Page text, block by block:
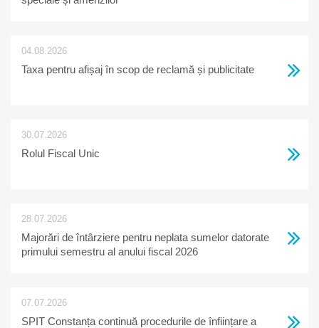
04.08.2026
Taxa pentru afișaj în scop de reclamă și publicitate
30.07.2026
Rolul Fiscal Unic
28.07.2026
Majorări de întârziere pentru neplata sumelor datorate
primului semestru al anului fiscal 2026
07.07.2026
SPIT Constanța continuă procedurile de înființare a